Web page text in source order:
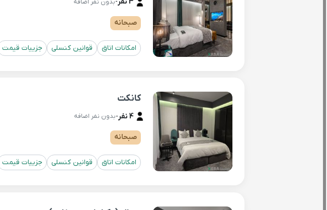
بدون نفر اضافه
صبحانه
امکانات اتاق قوانین کنسلی جزییات قیمت
کانکت
4 نفر -بدون نفر اضافه
صبحانه
امکانات اتاق قوانین کنسلی جزییات قیمت